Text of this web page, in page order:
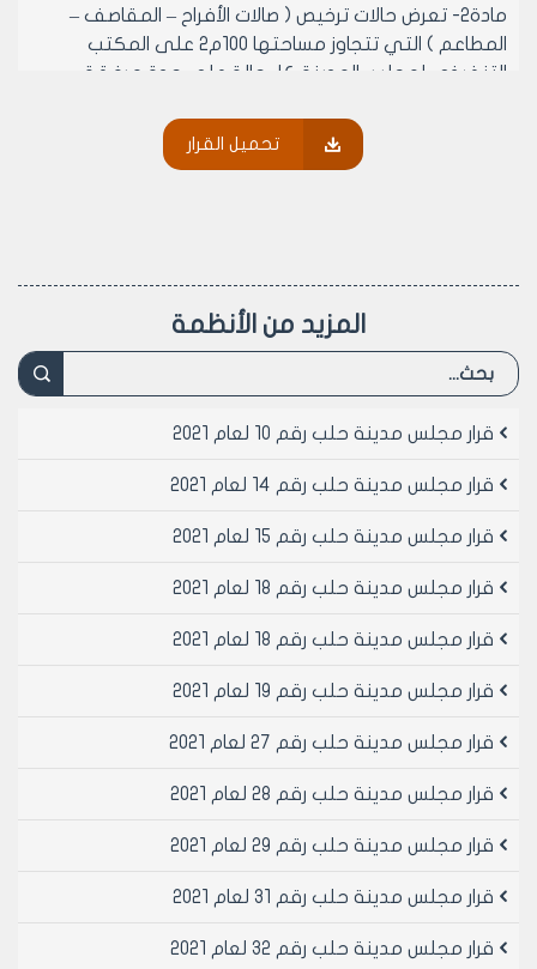
مادة2- تعرض حالات ترخيص ( صالات الأفراح – المقاصف –
المطاعم ) التي تتجاوز مساحتها 100م2 على المكتب
التنفيذي لمجلس المدينة كل حالة على حدة مرفقة
1- مخطط مساحي مثبت عليها المحل المراد ترخيصه من
قبل مكتب الطبوغرافيا موضحاً عليه محاور الطرق الرئيسية
المختصة لاستكمال إجراءات الترخيص أصولاً .
مدينة حلب بعد تأمين الأوراق الثبوتية اللازمة التالية:
2- تنظيم قرار هدم من قبل مجلس المدينة بالمحل المراد
ترخيصه .
4- 4-الوثيقة التي تثبت الانتفاع أو الملكية ( بيان قيد
5- مخطط موقع أو مخطط مساحي مثبت عليه المحل
6- سند تعهد موثق لدى الكاتب بالعدل يتعهد فيه طالب
المدينة بأي عطل أو ضرر نتيجة إلغاء الترخيص لأي سبب كان .
7- الموافقة المبدئية على الترخيص من المكتب التنفيذي
هذا القرار)
الغذائية بمحله الراموسة في حال عدم التعارض مع العقد
مادة 5- يسمح بالترخيص الصحي المؤقت في الأسواق
مجلس المدينة – المؤسسة العامة للإسكان – مؤسسة
تحميل القرار
المزيد من الأنظمة
قرار مجلس مدينة حلب رقم 10 لعام 2021
قرار مجلس مدينة حلب رقم 14 لعام 2021
قرار مجلس مدينة حلب رقم 15 لعام 2021
قرار مجلس مدينة حلب رقم 18 لعام 2021
قرار مجلس مدينة حلب رقم 18 لعام 2021
قرار مجلس مدينة حلب رقم 19 لعام 2021
قرار مجلس مدينة حلب رقم 27 لعام 2021
قرار مجلس مدينة حلب رقم 28 لعام 2021
قرار مجلس مدينة حلب رقم 29 لعام 2021
قرار مجلس مدينة حلب رقم 31 لعام 2021
قرار مجلس مدينة حلب رقم 32 لعام 2021